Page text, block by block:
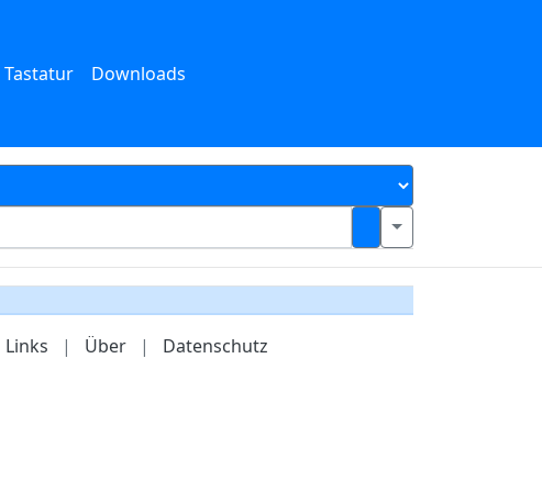
Tastatur Downloads
Links | Über | Datenschutz